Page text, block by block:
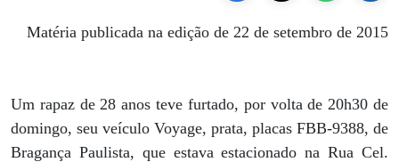
Matéria publicada na edição de 22 de setembro de 2015
Um rapaz de 28 anos teve furtado, por volta de 20h30 de
domingo, seu veículo Voyage, prata, placas FBB-9388, de
Bragança Paulista, que estava estacionado na Rua Cel.